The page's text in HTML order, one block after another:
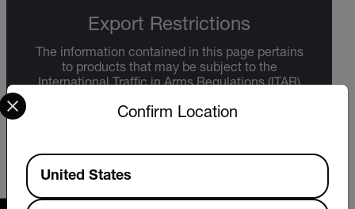
Export Restrictions
The information contained in this page pertains
to products that may be subject to the
International Traffic in Arms Regulations (ITAR)
Administration Regulations (EAR) (15 C.F.R.
and classification will be provided upon request.
Confirm Location
Select your preferred country and language from the
Available Locations
United States